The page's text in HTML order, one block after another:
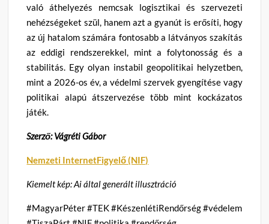
való áthelyezés nemcsak logisztikai és szervezeti
nehézségeket szül, hanem azt a gyanút is erősíti, hogy
az új hatalom számára fontosabb a látványos szakítás
az eddigi rendszerekkel, mint a folytonosság és a
stabilitás. Egy olyan instabil geopolitikai helyzetben,
mint a 2026-os év, a védelmi szervek gyengítése vagy
politikai alapú átszervezése több mint kockázatos
játék.
Szerző: Vágréti Gábor
Nemzeti InternetFigyelő (NIF)
Kiemelt kép: Ai által generált illusztráció
#MagyarPéter #TEK #KészenlétiRendőrség #védelem